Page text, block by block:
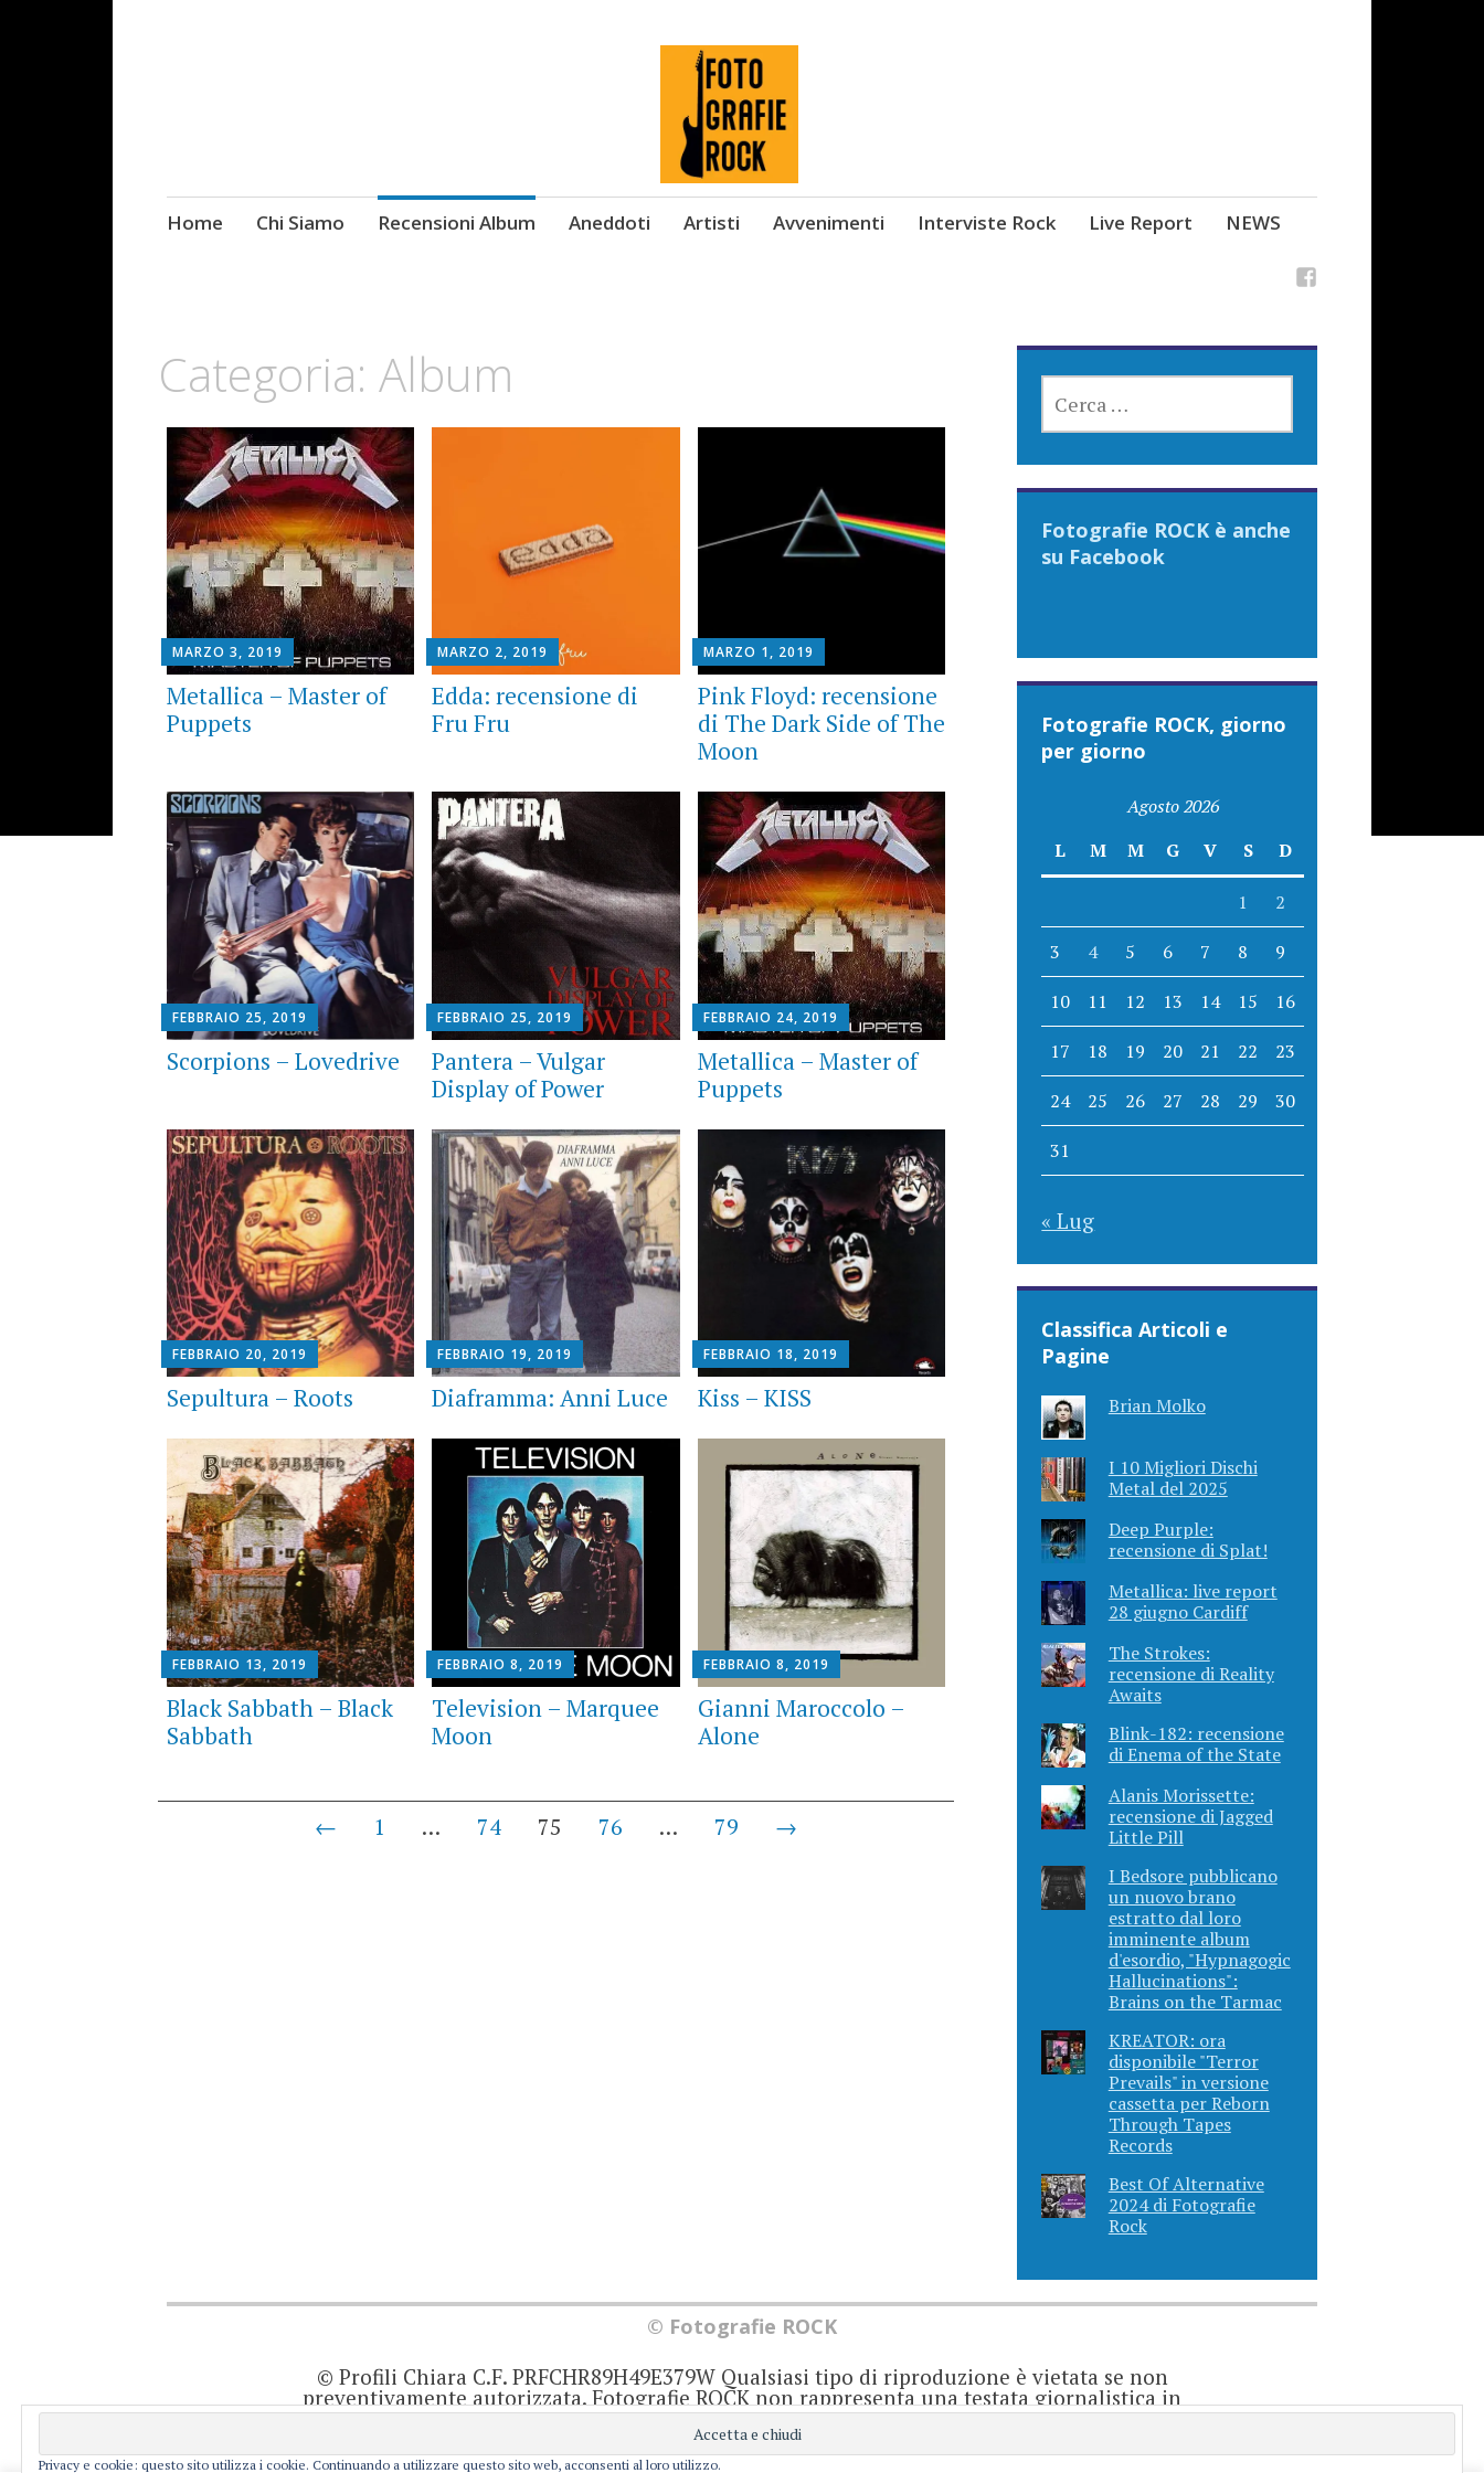
Skip
Home Chi Siamo Recensioni Album Aneddoti Artisti Avvenimenti Interviste Rock Live Report NEWS
Categoria: Album
MARZO 3, 2019
Metallica – Master of
Puppets
MARZO 2, 2019
Edda: recensione di
Fru Fru
MARZO 1, 2019
Pink Floyd: recensione
di The Dark Side of The
Moon
FEBBRAIO 25, 2019
Scorpions – Lovedrive
FEBBRAIO 25, 2019
Pantera – Vulgar
Display of Power
FEBBRAIO 24, 2019
Metallica – Master of
Puppets
FEBBRAIO 20, 2019
Sepultura – Roots
FEBBRAIO 19, 2019
Diaframma: Anni Luce
FEBBRAIO 18, 2019
Kiss – KISS
FEBBRAIO 13, 2019
Black Sabbath – Black
Sabbath
FEBBRAIO 8, 2019
Television – Marquee
Moon
FEBBRAIO 8, 2019
Gianni Maroccolo –
Alone
← 1 … 74 75 76 … 79 →
PER:
Fotografie ROCK è anche
su Facebook
Fotografie ROCK, giorno
per giorno
Agosto 2026
L
M M G V S D
1 2
3 4 5 6 7 8 9
10 11 12 13 14 15 16
17 18 19 20 21 22 23
24 25 26 27 28 29 30
31
« Lug
Classifica Articoli e
Pagine
Brian Molko
I 10 Migliori Dischi
Metal del 2025
Deep Purple:
recensione di Splat!
Metallica: live report
28 giugno Cardiff
The Strokes:
recensione di Reality
Awaits
Blink-182: recensione
di Enema of the State
Alanis Morissette:
recensione di Jagged
Little Pill
I Bedsore pubblicano
un nuovo brano
estratto dal loro
imminente album
d'esordio, "Hypnagogic
Hallucinations":
Brains on the Tarmac
KREATOR: ora
disponibile "Terror
Prevails" in versione
cassetta per Reborn
Through Tapes
Records
Best Of Alternative
2024 di Fotografie
Rock
© Fotografie ROCK
© Profili Chiara C.F. PRFCHR89H49E379W Qualsiasi tipo di riproduzione è vietata se non
preventivamente autorizzata. Fotografie ROCK non rappresenta una testata giornalistica in
quanto viene aggiornato senza alcuna periodicità. Non può pertanto considerarsi un
prodotto editoriale ai sensi della legge 62 del 7/3/2001. Ogni autore è direttamente
responsabile di ciò che scrive negli articoli e nei commenti.
Privacy e cookie: questo sito utilizza i cookie. Continuando a utilizzare questo sito web, acconsenti al loro utilizzo.